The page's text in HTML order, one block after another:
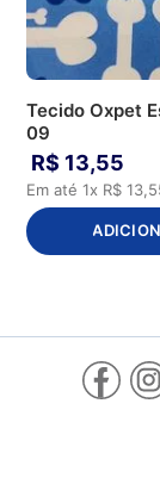
Tecido Oxpet
09
R$ 13,55
Em até 1x R$ 13,